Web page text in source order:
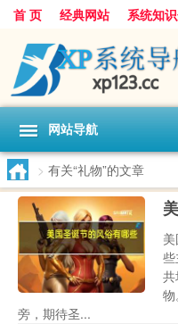
首 页 经典网站 系统知
网站导航
> 有关“礼物”的文章
旁，期待圣...